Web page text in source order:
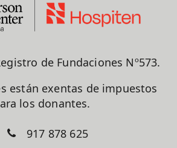
de Fundaciones Nº573.
están exentas de impuestos
los donantes.
917 878 625